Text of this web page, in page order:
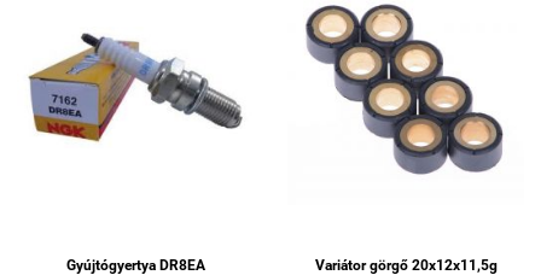
Gyújtógyertya DR8EA
Variátor görgő 20x12x11,5g